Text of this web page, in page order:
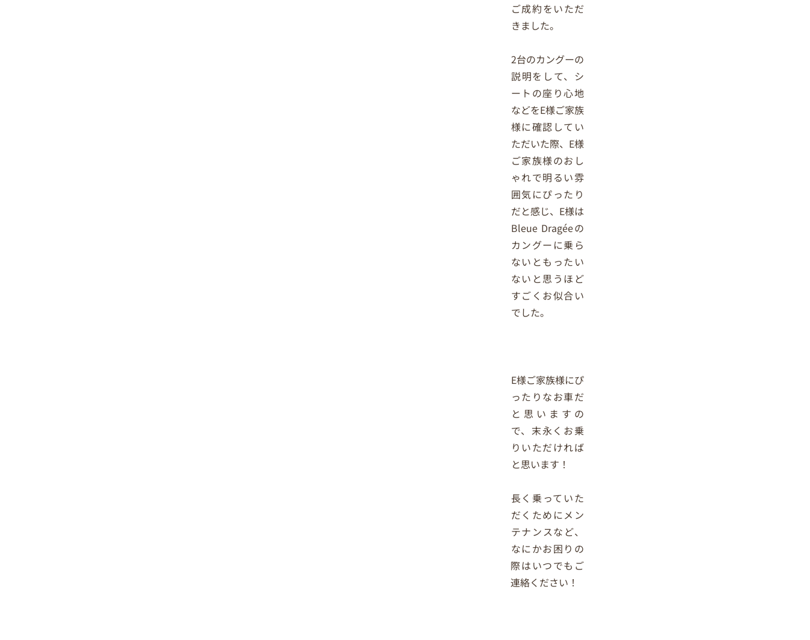
ご成約をいただ
きました。
2台のカングーの
説明をして、シ
ートの座り心地
などをE様ご家族
様に確認してい
ただいた際、E様
ご家族様のおし
ゃれで明るい雰
囲気にぴったり
だと感じ、E様は
Bleue Dragéeの
カングーに乗ら
ないともったい
ないと思うほど
すごくお似合い
でした。
E様ご家族様にぴ
ったりなお車だ
と思いますの
で、末永くお乗
りいただければ
と思います！
長く乗っていた
だくためにメン
テナンスなど、
なにかお困りの
際はいつでもご
連絡ください！